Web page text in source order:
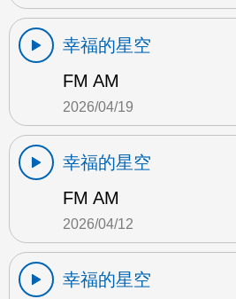
幸福的星空
FM AM
2026/04/19
幸福的星空
FM AM
2026/04/12
幸福的星空